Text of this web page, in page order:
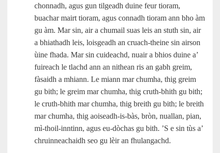
chonnadh, agus gun tilgeadh duine feur tioram,
buachar mairt tioram, agus connadh tioram ann bho àm
gu àm. Mar sin, air a chumail suas leis an stuth sin, air
a bhiathadh leis, loisgeadh an cruach-theine sin airson
ùine fhada. Mar sin cuideachd, nuair a bhios duine a’
fuireach le tlachd ann an nithean ris an gabh greim,
fàsaidh a mhiann. Le miann mar chumha, thig greim
gu bith; le greim mar chumha, thig cruth-bhith gu bith;
le cruth-bhith mar chumha, thig breith gu bith; le breith
mar chumha, thig aoiseadh‑is‑bàs, bròn, nuallan, pian,
mì‑thoil-inntinn, agus eu‑dòchas gu bith. ’S e sin tùs a’
chruinneachaidh seo gu lèir an fhulangachd.